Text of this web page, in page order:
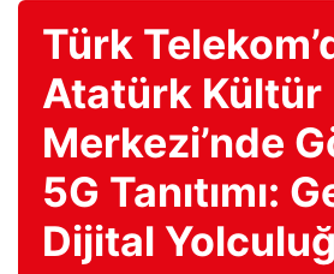
Türk
Atatürk Kültür
Merkezi’nde
5G Tanıtımı:
Dijital